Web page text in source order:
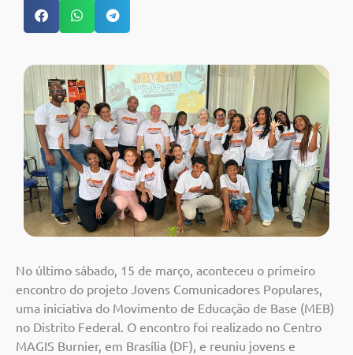
No último sábado, 15 de março, aconteceu o primeiro
encontro do projeto Jovens Comunicadores Populares,
uma iniciativa do Movimento de Educação de Base (MEB)
no Distrito Federal. O encontro foi realizado no Centro
MAGIS Burnier, em Brasília (DF), e reuniu jovens e